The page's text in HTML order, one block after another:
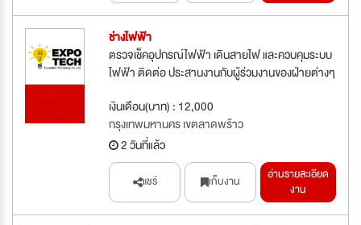
ช่างไฟฟ้า
ตรวจเช็คอุปกรณ์ไฟฟ้า เดินสายไฟ และควบคุมระบบ
ไฟฟ้า ติดต่อ ประสานงานกับผู้ร่วมงานของฝ่ายต่างๆ
เงินเดือน(บาท) : 12,000
กรุงเทพมหานคร เขตลาดพร้าว
2 วันที่แล้ว
แชร์ เก็บงาน
อ่านรายละเอียด
งาน